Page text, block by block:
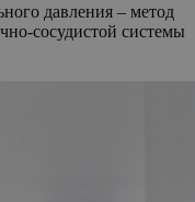
давления – метод
сосудистой системы